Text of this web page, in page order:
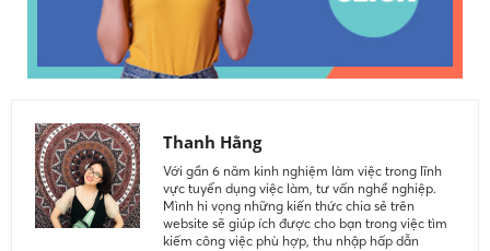
Thanh Hằng
Với gần 6 năm kinh nghiệm làm việc trong lĩnh
vực tuyển dụng việc làm, tư vấn nghề nghiệp.
Mình hi vọng những kiến thức chia sẻ trên
website sẽ giúp ích được cho bạn trong việc tìm
kiếm công việc phù hợp, thu nhập hấp dẫn